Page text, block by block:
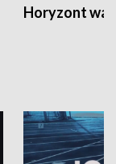
Horyzont